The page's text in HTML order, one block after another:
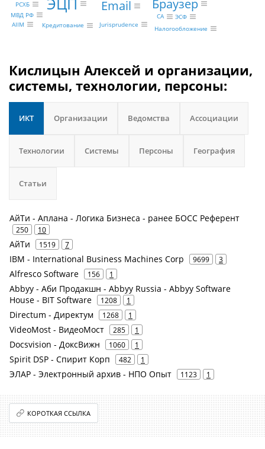
Email Браузер
РСХБ
МВД РФ
AIIM
CA
ЭСФ
Кредитование
Jurisprudence Налогообложение
Кислицын Алексей и организации,
системы, технологии, персоны:
ИКТ Организации Ведомства Ассоциации
Технологии Системы Персоны География
Статьи
АйТи - Аплана - Логика Бизнеса - ранее БОСС Референт
250 10
АйТи 1519 7
IBM - International Business Machines Corp 9699 3
Alfresco Software 156 1
Abbyy - Аби Продакшн - Abbyy Russia - Abbyy Software
House - BIT Software
1208 1
Directum - Директум 1268 1
VideoMost - ВидеоМост 285 1
Docsvision - ДоксВижн 1060 1
Spirit DSP - Спирит Корп 482 1
ЭЛАР - Электронный архив - НПО Опыт 1123 1
КОРОТКАЯ ССЫЛКА